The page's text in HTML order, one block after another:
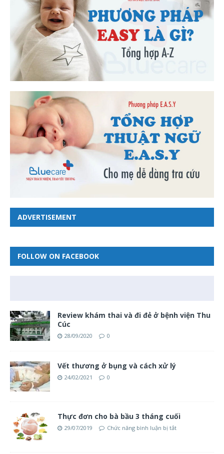
ADVERTISEMENT
FOLLOW ON FACEBOOK
Review khám thai và đi đẻ ở bệnh viện Thu
Cúc
28/09/2020 0
Vết thương ở bụng và cách xử lý
24/02/2021 0
Thực đơn cho bà bầu 3 tháng cuối
29/07/2019 Chức năng bình luận bị tắt